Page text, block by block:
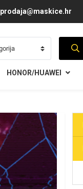
prodaja@maskice.hr
HONOR/HUAWEI